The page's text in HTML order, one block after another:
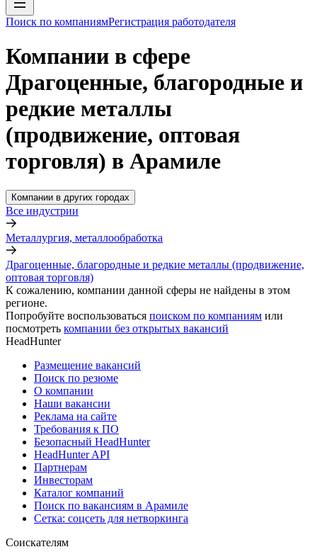
Поиск по компаниямРегистрация работодателя
Компании в сфере
Драгоценные, благородные и
редкие металлы
(продвижение, оптовая
торговля) в Арамиле
Компании в других городах
Все индустрии
Металлургия, металлообработка
Драгоценные, благородные и редкие металлы (продвижение,
оптовая торговля)
К сожалению, компании данной сферы не найдены в этом
регионе.
Попробуйте воспользоваться поиском по компаниям или
посмотреть компании без открытых вакансий
HeadHunter
Размещение вакансий
Поиск по резюме
О компании
Наши вакансии
Реклама на сайте
Требования к ПО
Безопасный HeadHunter
HeadHunter API
Партнерам
Инвесторам
Каталог компаний
Поиск по вакансиям в Арамиле
Сетка: соцсеть для нетворкинга
Соискателям